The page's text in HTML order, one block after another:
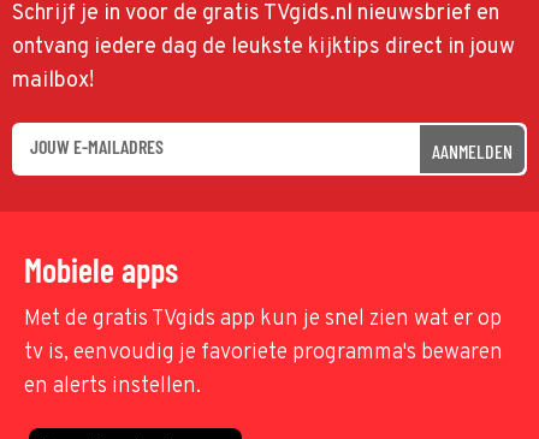
Schrijf je in voor de gratis TVgids.nl nieuwsbrief en
ontvang iedere dag de leukste kijktips direct in jouw
mailbox!
AANMELDEN
Mobiele apps
Met de gratis TVgids app kun je snel zien wat er op
tv is, eenvoudig je favoriete programma's bewaren
en alerts instellen.